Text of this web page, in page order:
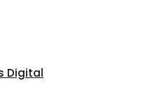
Digital